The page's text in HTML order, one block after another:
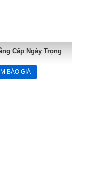
Cấp Ngày Trọng
BÁO GIÁ